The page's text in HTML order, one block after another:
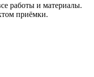
работы и материалы.
приёмки.